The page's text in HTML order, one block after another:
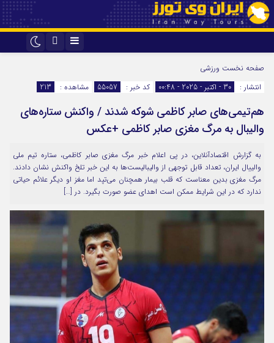
اینستاگرام
صفحه نخست ورزشی
انتشار :
30 - اکتبر - 2025 - 00:48 کد خبر : 55057 مشاهده : 213
هم‌تیمی‌های صابر کاظمی شوکه شدند / واکنش ستاره‌های
والیبال به مرگ مغزی صابر کاظمی +عکس
به گزارش اقتصادآنلاین، در پی اعلام خبر مرگ مغزی صابر کاظمی، ستاره تیم ملی
والییال ایران، تعداد قابل توجهی از والیبالیست‌ها به این خبر تلخ واکنش نشان دادند.
مرگ مغزی بدین معناست که قلب بیمار همچنان می‌تپد اما مغز او دیگر علائم حیاتی
ندارد که در این شرایط ممکن است اهدای عضو صورت بگیرد. در […]